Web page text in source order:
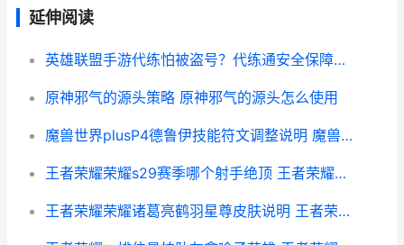
延伸阅读
英雄联盟手游代练怕被盗号？代练通安全保障让你无忧
原神邪气的源头策略 原神邪气的源头怎么使用
魔兽世界plusP4德鲁伊技能符文调整说明 魔兽世界小德玩法
王者荣耀荣耀s29赛季哪个射手绝顶 王者荣耀荣耀水晶多少次必出
王者荣耀荣耀诸葛亮鹤羽星尊皮肤说明 王者荣耀荣耀诸葛亮称号